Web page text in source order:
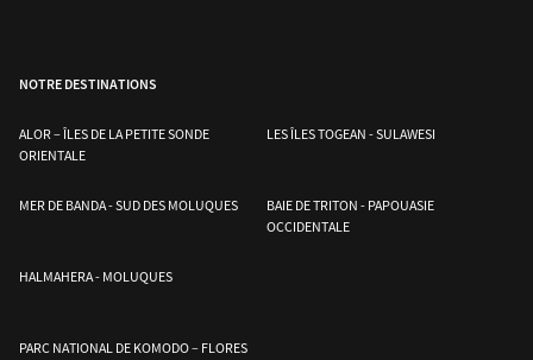
NOTRE DESTINATIONS
ALOR – ÎLES DE LA PETITE SONDE
ORIENTALE
MER DE BANDA - SUD DES MOLUQUES
HALMAHERA - MOLUQUES
PARC NATIONAL DE KOMODO – FLORES
LES ÎLES TOGEAN - SULAWESI
BAIE DE TRITON - PAPOUASIE
OCCIDENTALE